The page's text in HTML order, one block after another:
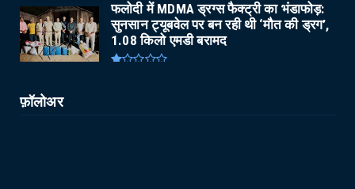
फलोदी में MDMA ड्रग्स फैक्ट्री का भंडाफोड़:
सुनसान ट्यूबवेल पर बन रही थी ‘मौत की ड्रग’,
1.08 किलो एमडी बरामद
फ़ॉलोअर